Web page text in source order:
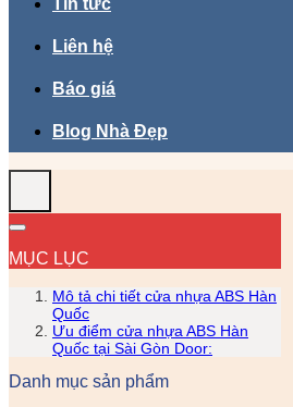
Tin tức
Liên hệ
Báo giá
Blog Nhà Đẹp
MỤC LỤC
Mô tả chi tiết cửa nhựa ABS Hàn
Quốc
Ưu điểm cửa nhựa ABS Hàn
Quốc tại Sài Gòn Door:
Danh mục sản phẩm